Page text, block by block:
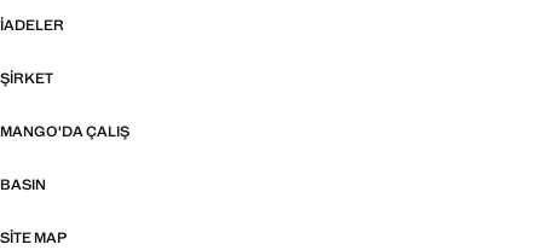
İADELER
ŞIRKET
MANGO'DA ÇALIŞ
BASIN
SITE MAP